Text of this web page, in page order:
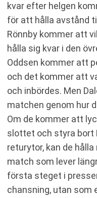
kvar efter helgen
för att hålla avstånd
Rönnby kommer att
hålla sig kvar i den
Oddsen kommer att
och det kommer att
och inbördes. Men
matchen genom hur
Om de kommer att
slottet och styra bort
returytor, kan de
match som lever
första steget i
chansning, utan som